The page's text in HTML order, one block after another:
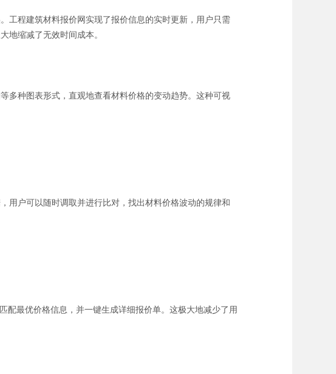
工程建筑材料报价网实现了报价信息的实时更新，用户只需
地缩减了无效时间成本。
多种图表形式，直观地查看材料价格的变动趋势。这种可视
用户可以随时调取并进行比对，找出材料价格波动的规律和
配最优价格信息，并一键生成详细报价单。这极大地减少了用